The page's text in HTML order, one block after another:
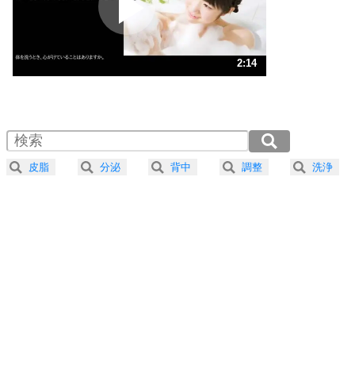
ポジティブ思考になる30の方法
ストレス対策
人生、なんとかなるもの。
気楽に生きる30の方法
4 器の大きい人は、怒りを優しさで表現する。
プラス思考
2:14
2.0倍速 （264KB 1分7秒）
2.5倍速 （212KB 53秒）
3.0倍速 （176KB 44秒）
皮脂 分泌 背中 調整 洗浄